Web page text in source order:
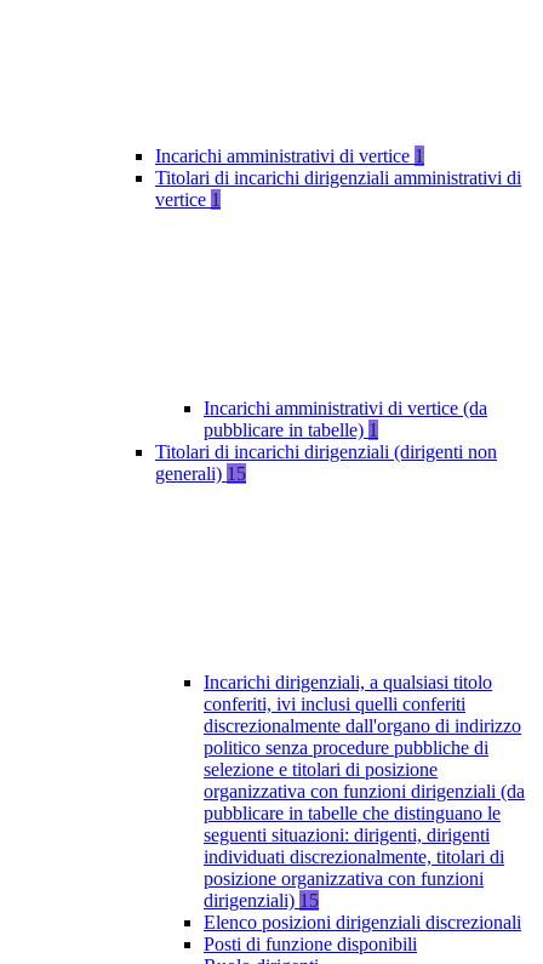
Incarichi amministrativi di vertice 1
Titolari di incarichi dirigenziali amministrativi di
vertice 1
Incarichi amministrativi di vertice (da
pubblicare in tabelle) 1
Titolari di incarichi dirigenziali (dirigenti non
generali) 15
Incarichi dirigenziali, a qualsiasi titolo
conferiti, ivi inclusi quelli conferiti
discrezionalmente dall'organo di indirizzo
politico senza procedure pubbliche di
selezione e titolari di posizione
organizzativa con funzioni dirigenziali (da
pubblicare in tabelle che distinguano le
seguenti situazioni: dirigenti, dirigenti
individuati discrezionalmente, titolari di
posizione organizzativa con funzioni
dirigenziali) 15
Elenco posizioni dirigenziali discrezionali
Posti di funzione disponibili